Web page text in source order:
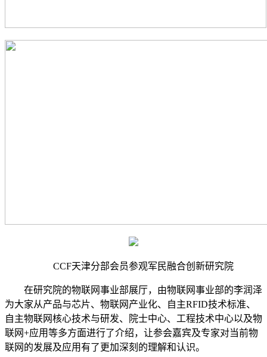
CCF天津分部会员参观军民融合创新研究院
在研究院的物联网事业部展厅，由物联网事业部的李润泽
为大家从产品与芯片、物联网产业化、自主RFID技术标准、
自主物联网核心技术与研发、院士中心、工程技术中心以及物
联网+应用等多方面进行了介绍，让参会嘉宾及专家对当前物
联网的发展及应用有了更加深刻的理解和认识。